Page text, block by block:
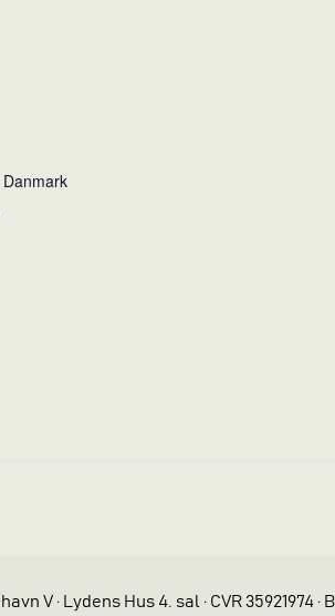
Danmark
V · Lydens Hus 4. sal · CVR 35921974 ·